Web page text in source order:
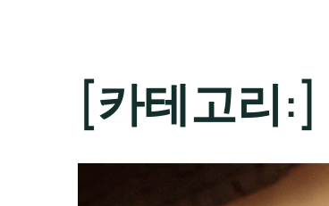
[카테고리:]